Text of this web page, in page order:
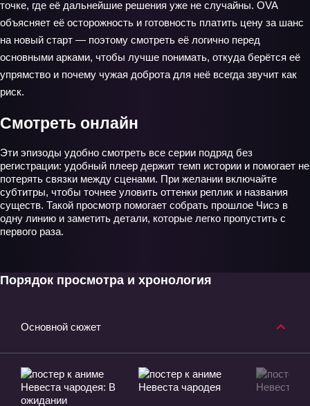
точке, где её дальнейшие решения уже не случайны. OVA
объясняет её осторожность и готовность платить цену за шанс
на новый старт — поэтому смотреть её логично перед
основными арками, чтобы лучше понимать, откуда берётся её
упрямство и почему чужая доброта для неё всегда звучит как
риск.
Смотреть онлайн
Эти эпизоды удобно смотреть все серии подряд без
регистрации: удобный плеер держит темп истории и помогает не
потерять связки между сценами. При желании включайте
субтитры, чтобы точнее уловить оттенки реплик и названия
существ. Такой просмотр помогает собрать прошлое Чисэ в
одну линию и заметить детали, которые легко пропустить с
первого раза.
Порядок просмотра и хронология
Основной сюжет